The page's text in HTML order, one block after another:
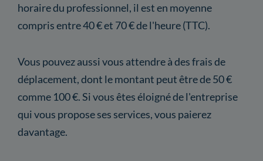
horaire du professionnel, il est en moyenne
compris entre 40 € et 70 € de l'heure (TTC).
Vous pouvez aussi vous attendre à des frais de
déplacement, dont le montant peut être de 50 €
comme 100 €. Si vous êtes éloigné de l'entreprise
qui vous propose ses services, vous paierez
davantage.